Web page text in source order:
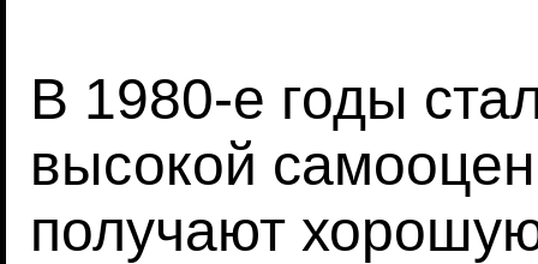
В 1980-е годы
высокой
получают